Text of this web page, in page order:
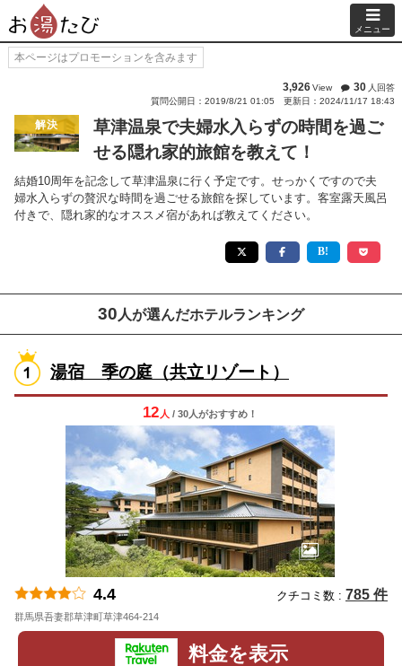
メニュー
本ページはプロモーションを含みます
3,926View 30 人回答
質問公開日：2019/8/21 01:05
更新日：2024/11/17 18:43
解決
草津温泉で夫婦水入らずの時間を過ご
せる隠れ家的旅館を教えて！
結婚10周年を記念して草津温泉に行く予定です。せっかくですので夫
婦水入らずの贅沢な時間を過ごせる旅館を探しています。客室露天風呂
付きで、隠れ家的なオススメ宿があれば教えてください。
30 人が選んだホテルランキング
湯宿 季の庭（共立リゾート）
12 人 / 30人がおすすめ！
4.4 クチコミ数 : 785 件
群馬県吾妻郡草津町草津464-214
料金を表示